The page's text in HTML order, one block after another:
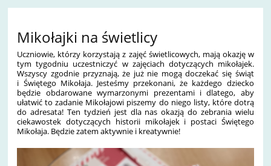
Mikołajki na świetlicy
Uczniowie, którzy korzystają z zajęć świetlicowych, mają okazję w
tym tygodniu uczestniczyć w zajęciach dotyczących mikołajek.
Wszyscy zgodnie przyznają, że już nie mogą doczekać się świąt
i Świętego Mikołaja. Jesteśmy przekonani, że każdego dziecko
będzie obdarowane wymarzonymi prezentami i dlatego, aby
ułatwić to zadanie Mikołajowi piszemy do niego listy, które dotrą
do adresata! Ten tydzień jest dla nas okazją do zebrania wielu
ciekawostek dotyczących historii mikołajek i postaci Świętego
Mikołaja. Będzie zatem aktywnie i kreatywnie!